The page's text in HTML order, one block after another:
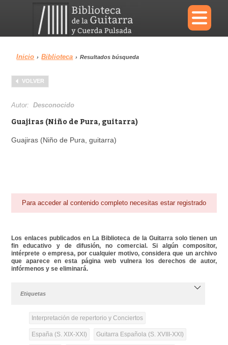
×
Menu
Biblioteca
Inicio › Biblioteca › Resultados búsqueda
VOLVER
Autor:Desconocido
Guajiras (Niño de Pura, guitarra)
Guajiras (Niño de Pura, guitarra)
Para acceder al contenido completo necesitas estar registrado
Los enlaces publicados en La Biblioteca de la Guitarra solo tienen un
fin educativo y de difusión, no comercial. Si algún compositor,
intérprete o empresa, por cualquier motivo, considera que un archivo
que aparece en esta página web vulnera los derechos de autor,
infórmenos y se eliminará.
Etiquetas
Interpretación de repertorio y Conciertos
España (S. XIX-XXI) Guitarra Española (S. XVIII-XXI)